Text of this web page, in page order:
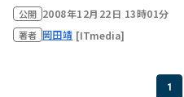
公開 2008年12月22日 13時01分
著者 岡田靖 [ITmedia]
1